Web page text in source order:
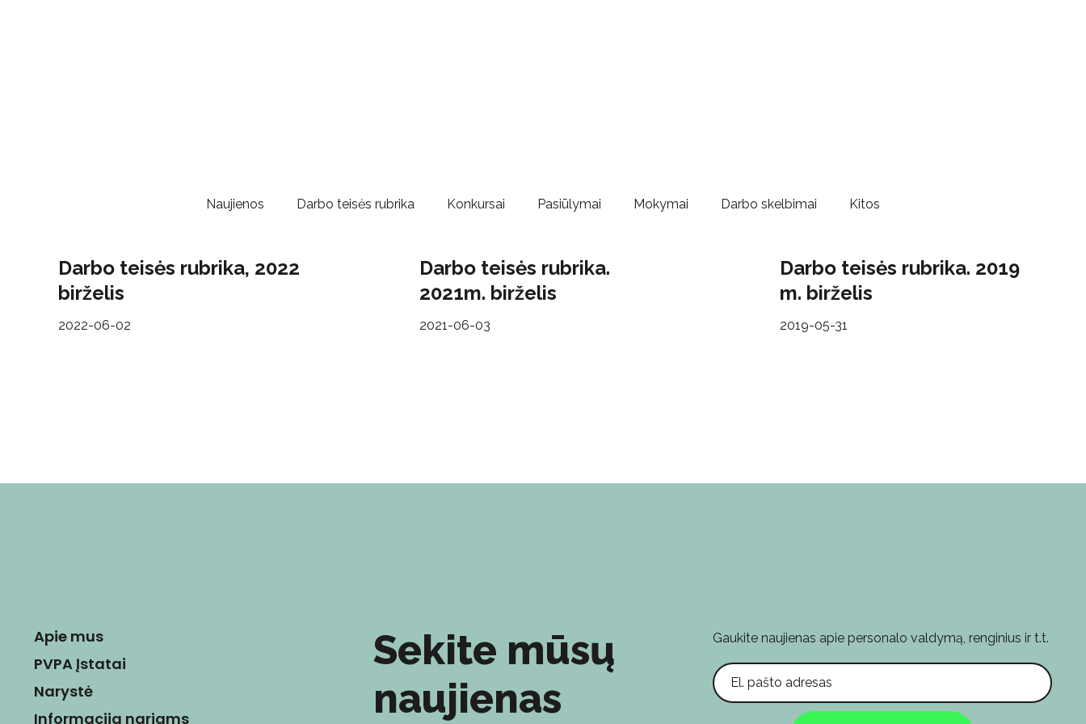
Naujienos Darbo teisės rubrika Konkursai Pasiūlymai Mokymai Darbo skelbimai Kitos
Darbo teisės rubrika, 2022
birželis
2022-06-02
Darbo teisės rubrika.
2021m. birželis
2021-06-03
Darbo teisės rubrika. 2019
m. birželis
2019-05-31
Apie mus
PVPA Įstatai
Narystė
Informacija nariams
Sekite mūsų
naujienas
Gaukite naujienas apie personalo valdymą, renginius ir t.t.
El. pašto adresas